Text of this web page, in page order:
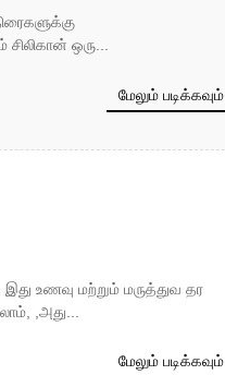
ஒரு...
மேலும் படிக்கவும்
உணவு மற்றும் மருத்துவ தர
,அது...
மேலும் படிக்கவும்